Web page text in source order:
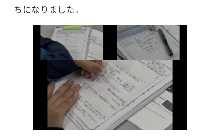
ちになりました。